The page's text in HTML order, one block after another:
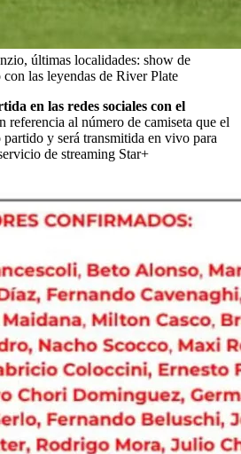
últimas localidades: show de
las leyendas de River Plate
en las redes sociales con el
referencia al número de camiseta que el
y será transmitida en vivo para
de streaming Star+